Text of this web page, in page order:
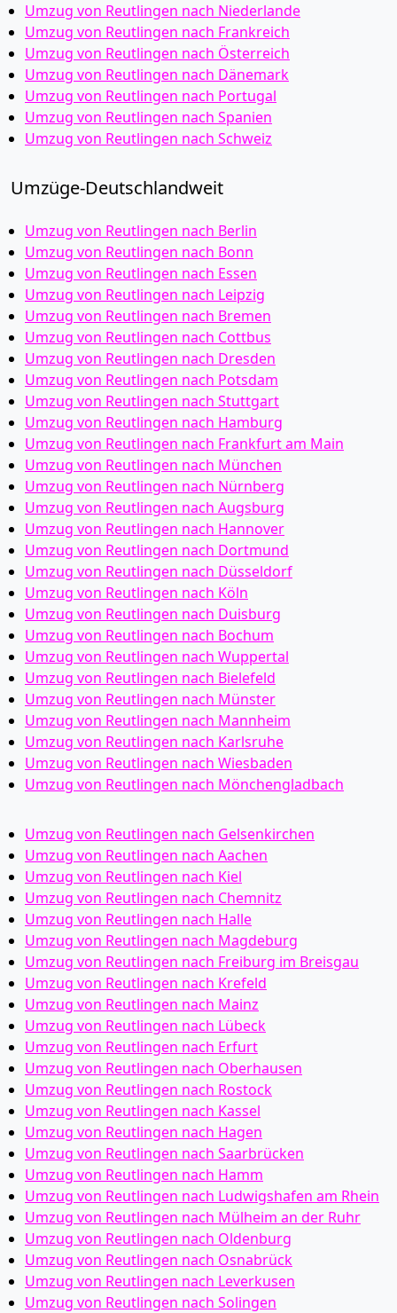
Umzug von Reutlingen nach Niederlande
Umzug von Reutlingen nach Frankreich
Umzug von Reutlingen nach Österreich
Umzug von Reutlingen nach Dänemark
Umzug von Reutlingen nach Portugal
Umzug von Reutlingen nach Spanien
Umzug von Reutlingen nach Schweiz
Umzüge-Deutschlandweit
Umzug von Reutlingen nach Berlin
Umzug von Reutlingen nach Bonn
Umzug von Reutlingen nach Essen
Umzug von Reutlingen nach Leipzig
Umzug von Reutlingen nach Bremen
Umzug von Reutlingen nach Cottbus
Umzug von Reutlingen nach Dresden
Umzug von Reutlingen nach Potsdam
Umzug von Reutlingen nach Stuttgart
Umzug von Reutlingen nach Hamburg
Umzug von Reutlingen nach Frankfurt am Main
Umzug von Reutlingen nach München
Umzug von Reutlingen nach Nürnberg
Umzug von Reutlingen nach Augsburg
Umzug von Reutlingen nach Hannover
Umzug von Reutlingen nach Dortmund
Umzug von Reutlingen nach Düsseldorf
Umzug von Reutlingen nach Köln
Umzug von Reutlingen nach Duisburg
Umzug von Reutlingen nach Bochum
Umzug von Reutlingen nach Wuppertal
Umzug von Reutlingen nach Bielefeld
Umzug von Reutlingen nach Münster
Umzug von Reutlingen nach Mannheim
Umzug von Reutlingen nach Karlsruhe
Umzug von Reutlingen nach Wiesbaden
Umzug von Reutlingen nach Mönchen­gladbach
Umzug von Reutlingen nach Gelsenkirchen
Umzug von Reutlingen nach Aachen
Umzug von Reutlingen nach Kiel
Umzug von Reutlingen nach Chemnitz
Umzug von Reutlingen nach Halle
Umzug von Reutlingen nach Magdeburg
Umzug von Reutlingen nach Freiburg im Breisgau
Umzug von Reutlingen nach Krefeld
Umzug von Reutlingen nach Mainz
Umzug von Reutlingen nach Lübeck
Umzug von Reutlingen nach Erfurt
Umzug von Reutlingen nach Oberhausen
Umzug von Reutlingen nach Rostock
Umzug von Reutlingen nach Kassel
Umzug von Reutlingen nach Hagen
Umzug von Reutlingen nach Saarbrücken
Umzug von Reutlingen nach Hamm
Umzug von Reutlingen nach Ludwigshafen am Rhein
Umzug von Reutlingen nach Mülheim an der Ruhr
Umzug von Reutlingen nach Oldenburg
Umzug von Reutlingen nach Osnabrück
Umzug von Reutlingen nach Leverkusen
Umzug von Reutlingen nach Solingen